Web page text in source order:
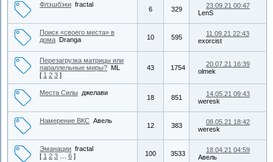
Флэшбэки fractal
6 329
23.09.21 00:47
LenS
Поиск «своего места» в
дома Dranga 10 595
11.09.21 22:43
exorcist
Перезагрузка матрицы или
параллельные миры? ML
[ 1 2 3 ]
43 1754
20.07.21 16:39
olmek
Места Силы джелави
18 851
14.05.21 09:43
weresk
Намерение ВКС Авель
12 383
08.05.21 18:42
weresk
Эманации fractal
[ 1 2 3 6 ] 100 3533
18.04.21 04:59
Авель